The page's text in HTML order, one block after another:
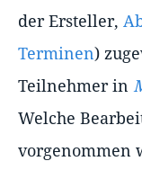
der Ersteller,
Terminen)
Teilnehmer in
Welche
vorgenommen